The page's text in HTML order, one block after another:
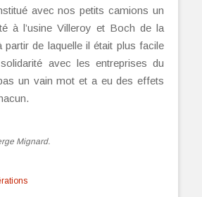
avec nos petits camions un
à l’usine Villeroy et Boch de la
partir de laquelle il était plus facile
avec les entreprises du
un vain mot et a eu des effets
Mignard.